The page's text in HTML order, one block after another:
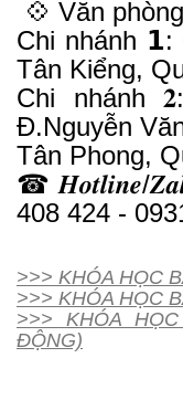
💠 Văn
Chi nhánh 𝟭:
Tân Kiểng,
Chi nhánh
Đ.Nguyễn
Tân Phong,
☎ 𝑯𝒐𝒕𝒍𝒊𝒏𝒆/
408 424 -
>>> KHÓA HỌC
>>> KHÓA HỌC
>>> KHÓA
ĐỘNG)